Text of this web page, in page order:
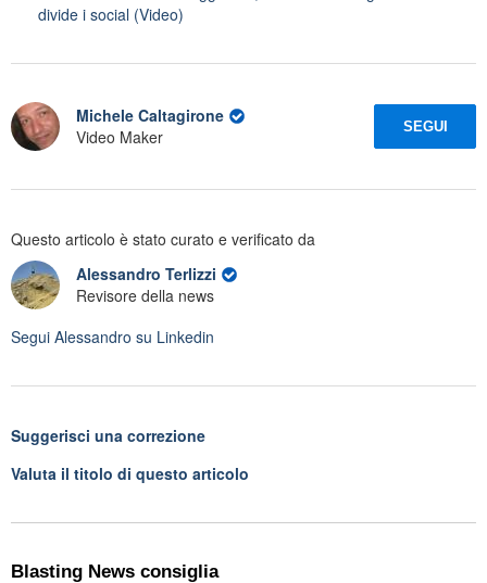
divide i social (Video)
Michele Caltagirone
Video Maker
SEGUI
Questo articolo è stato curato e verificato da
Alessandro Terlizzi
Revisore della news
Segui Alessandro su Linkedin
Suggerisci una correzione
Valuta il titolo di questo articolo
Blasting News consiglia